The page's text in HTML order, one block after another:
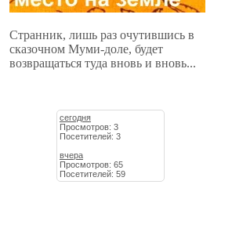
Странник, лишь раз очутившись в
сказочном Муми-доле, будет
возвращаться туда вновь и вновь...
сегодня
Просмотров: 3
Посетителей: 3
вчера
Просмотров: 65
Посетителей: 59